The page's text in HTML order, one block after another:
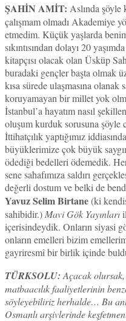
ŞAHİN AMİT: Aslında
çalışmam olmadı Akademiye
etmedim. Küçük yaşlarda
sıkıntısından dolayı 20
kitapçısı olacak olan Üsküp
buradaki gençler başta olmak
kısa sürede ulaşmasına
koruyamayan bir millet yok
İstanbul’a hayatım nasıl
oluşum kurduk sorusuna
İttihatçılık yaptığımız
büyüklerimize çok büyük
ödediği bedelleri ödemedik.
sene sahafımıza saldırı
değerli dostum ve belki de
Yavuz Selim Birtane(ki
sahibidir.) Mavi Gök Yayınları
içerisindeydik. Onların siyasi
onların emelleri bizim
gayriresmî bir birlik içinde
TÜRKSOLU:Açacak
matbaacılık faaliyetlerinin
söyleyebiliriz herhalde… Bu
Osmanlı arşivlerinde